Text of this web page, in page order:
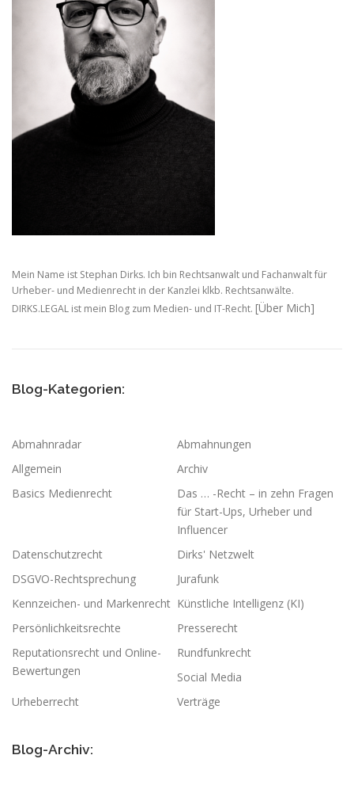
Mein Name ist Stephan Dirks. Ich bin Rechtsanwalt und Fachanwalt für
Urheber- und Medienrecht in der Kanzlei klkb. Rechtsanwälte.
DIRKS.LEGAL ist mein Blog zum Medien- und IT-Recht. [Über Mich]
Blog-Kategorien:
Abmahnradar
Abmahnungen
Allgemein
Archiv
Basics Medienrecht
Das … -Recht – in zehn Fragen
für Start-Ups, Urheber und
Influencer
Datenschutzrecht
Dirks' Netzwelt
DSGVO-Rechtsprechung
Jurafunk
Kennzeichen- und Markenrecht Künstliche Intelligenz (KI)
Persönlichkeitsrechte
Presserecht
Reputationsrecht und Online-
Bewertungen
Rundfunkrecht
Social Media
Urheberrecht
Verträge
Blog-Archiv: